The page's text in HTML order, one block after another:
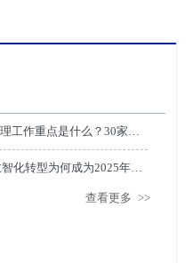
工作重点是什么？30家央
化转型为何成为2025年企
查看更多 >>